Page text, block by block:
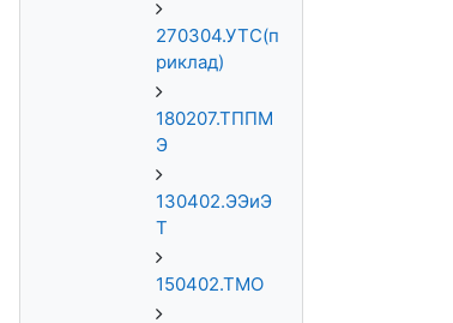
270304.УТС(п
риклад)
180207.ТППМ
Э
130402.ЭЭиЭ
Т
150402.ТМО